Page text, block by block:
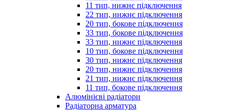
11 тип, нижнє підключення
22 тип, нижнє підключення
20 тип, бокове підключення
33 тип, бокове підключення
33 тип, нижнє підключення
10 тип, бокове підключення
30 тип, нижнє підключення
20 тип, нижнє підключення
21 тип, нижнє підключення
11 тип, бокове підключення
Алюмінієві радіатори
Радіаторна арматура